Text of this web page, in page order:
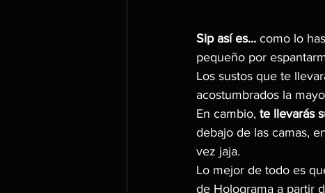
Sip así es... como lo
pequeño por
Los sustos que te
acostumbrados la
En cambio, te llevarás
debajo de las camas,
vez jaja.
Lo mejor de todo es
de Holograma a partir